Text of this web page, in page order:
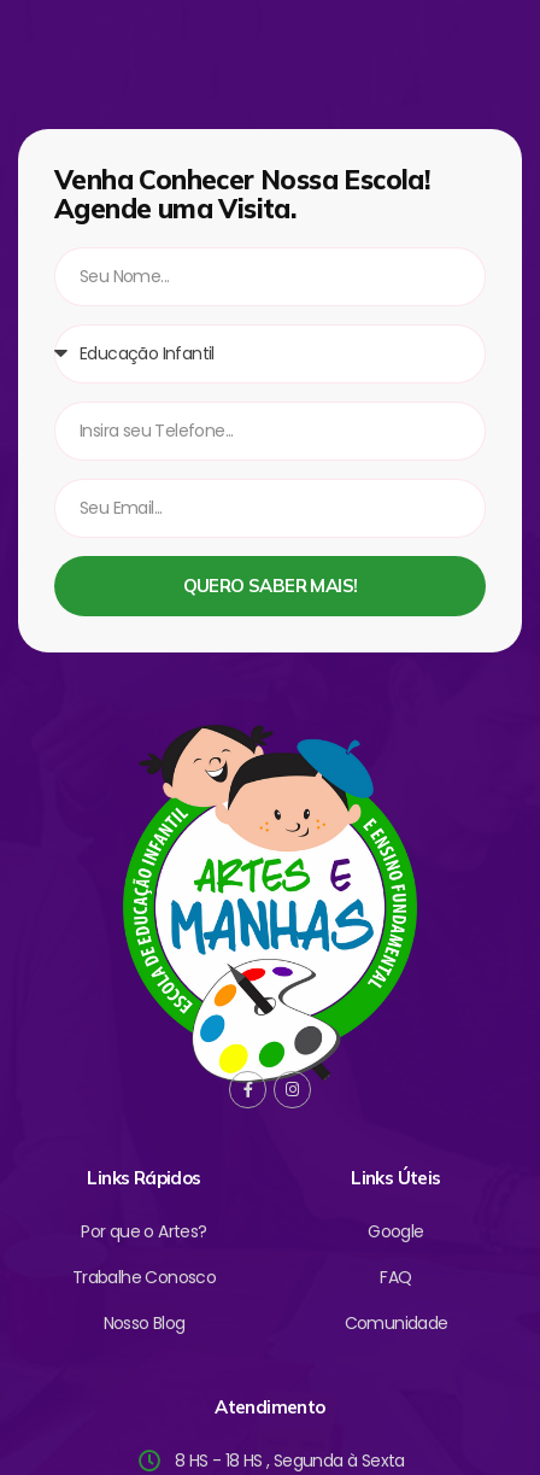
Venha Conhecer Nossa Escola!
Agende uma Visita.
QUERO SABER MAIS!
Links Rápidos
Por que o Artes?
Trabalhe Conosco
Nosso Blog
Links Úteis
Google
FAQ
Comunidade
Atendimento
8 HS - 18 HS , Segunda à Sexta